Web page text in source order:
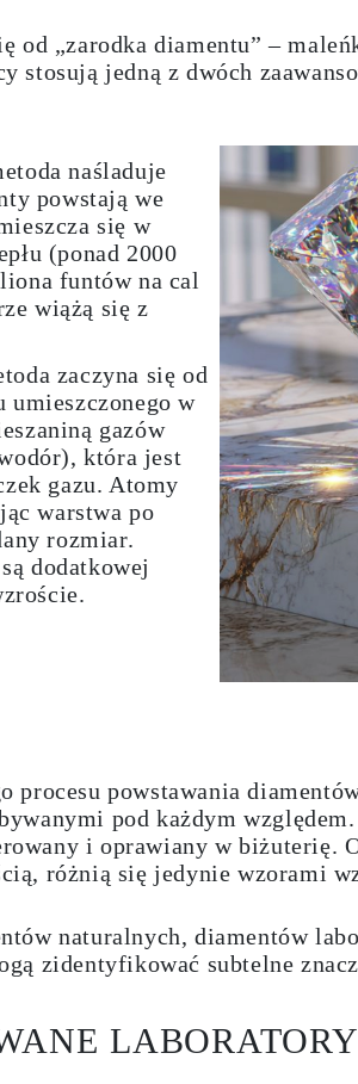
od „zarodka diamentu” –
stosują jedną z dwóch
naśladuje
powstają we
się w
(ponad 2000
funtów na cal
wiążą się z
zaczyna się od
umieszczonego w
gazów
która jest
gazu. Atomy
warstwa po
rozmiar.
dodatkowej
procesu powstawania
pod każdym
i oprawiany w biżuterię.
różnią się jedynie wzorami
naturalnych, diamentów
zidentyfikować subtelne